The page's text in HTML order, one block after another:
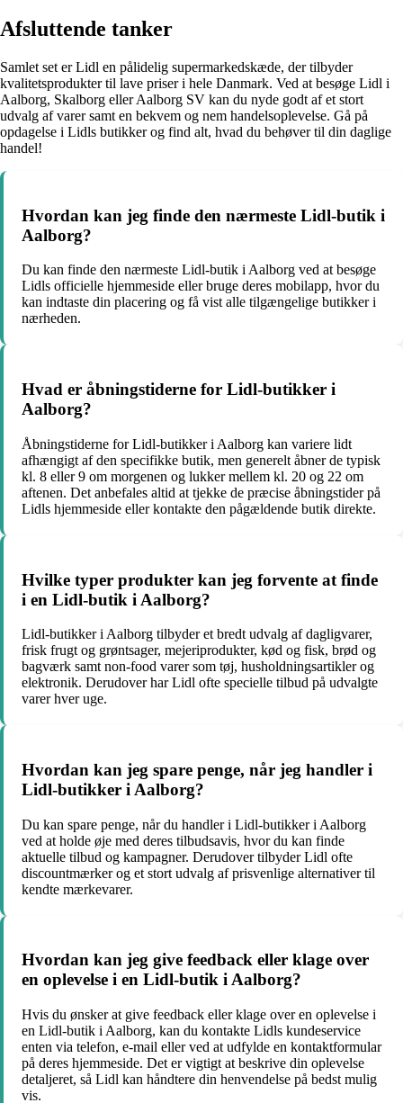
Afsluttende tanker
Samlet set er Lidl en pålidelig supermarkedskæde, der tilbyder
kvalitetsprodukter til lave priser i hele Danmark. Ved at besøge Lidl i
Aalborg, Skalborg eller Aalborg SV kan du nyde godt af et stort
udvalg af varer samt en bekvem og nem handelsoplevelse. Gå på
opdagelse i Lidls butikker og find alt, hvad du behøver til din daglige
handel!
Hvordan kan jeg finde den nærmeste Lidl-butik i
Aalborg?
Du kan finde den nærmeste Lidl-butik i Aalborg ved at besøge
Lidls officielle hjemmeside eller bruge deres mobilapp, hvor du
kan indtaste din placering og få vist alle tilgængelige butikker i
nærheden.
Hvad er åbningstiderne for Lidl-butikker i
Aalborg?
Åbningstiderne for Lidl-butikker i Aalborg kan variere lidt
afhængigt af den specifikke butik, men generelt åbner de typisk
kl. 8 eller 9 om morgenen og lukker mellem kl. 20 og 22 om
aftenen. Det anbefales altid at tjekke de præcise åbningstider på
Lidls hjemmeside eller kontakte den pågældende butik direkte.
Hvilke typer produkter kan jeg forvente at finde
i en Lidl-butik i Aalborg?
Lidl-butikker i Aalborg tilbyder et bredt udvalg af dagligvarer,
frisk frugt og grøntsager, mejeriprodukter, kød og fisk, brød og
bagværk samt non-food varer som tøj, husholdningsartikler og
elektronik. Derudover har Lidl ofte specielle tilbud på udvalgte
varer hver uge.
Hvordan kan jeg spare penge, når jeg handler i
Lidl-butikker i Aalborg?
Du kan spare penge, når du handler i Lidl-butikker i Aalborg
ved at holde øje med deres tilbudsavis, hvor du kan finde
aktuelle tilbud og kampagner. Derudover tilbyder Lidl ofte
discountmærker og et stort udvalg af prisvenlige alternativer til
kendte mærkevarer.
Hvordan kan jeg give feedback eller klage over
en oplevelse i en Lidl-butik i Aalborg?
Hvis du ønsker at give feedback eller klage over en oplevelse i
en Lidl-butik i Aalborg, kan du kontakte Lidls kundeservice
enten via telefon, e-mail eller ved at udfylde en kontaktformular
på deres hjemmeside. Det er vigtigt at beskrive din oplevelse
detaljeret, så Lidl kan håndtere din henvendelse på bedst mulig
vis.